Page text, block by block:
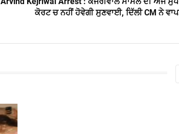
ਕੋਰਟ ਚ ਨਹੀਂ ਹੋਵੇਗੀ ਸੁਣਵਾਈ, ਦਿੱਲੀ CM ਨੇ